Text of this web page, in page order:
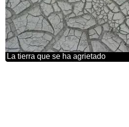
La tierra que se ha agrietado